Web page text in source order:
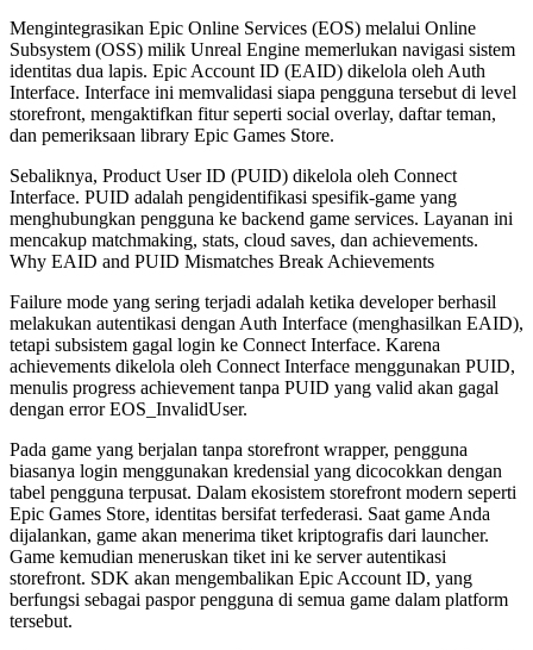
Mengintegrasikan Epic Online Services (EOS) melalui Online
Subsystem (OSS) milik Unreal Engine memerlukan navigasi sistem
identitas dua lapis. Epic Account ID (EAID) dikelola oleh Auth
Interface. Interface ini memvalidasi siapa pengguna tersebut di level
storefront, mengaktifkan fitur seperti social overlay, daftar teman,
dan pemeriksaan library Epic Games Store.
Sebaliknya, Product User ID (PUID) dikelola oleh Connect
Interface. PUID adalah pengidentifikasi spesifik-game yang
menghubungkan pengguna ke backend game services. Layanan ini
mencakup matchmaking, stats, cloud saves, dan achievements.
Why EAID and PUID Mismatches Break Achievements
Failure mode yang sering terjadi adalah ketika developer berhasil
melakukan autentikasi dengan Auth Interface (menghasilkan EAID),
tetapi subsistem gagal login ke Connect Interface. Karena
achievements dikelola oleh Connect Interface menggunakan PUID,
menulis progress achievement tanpa PUID yang valid akan gagal
dengan errorEOS_InvalidUser.
Pada game yang berjalan tanpa storefront wrapper, pengguna
biasanya login menggunakan kredensial yang dicocokkan dengan
tabel pengguna terpusat. Dalam ekosistem storefront modern seperti
Epic Games Store, identitas bersifat terfederasi. Saat game Anda
dijalankan, game akan menerima tiket kriptografis dari launcher.
Game kemudian meneruskan tiket ini ke server autentikasi
storefront. SDK akan mengembalikan Epic Account ID, yang
berfungsi sebagai paspor pengguna di semua game dalam platform
tersebut.